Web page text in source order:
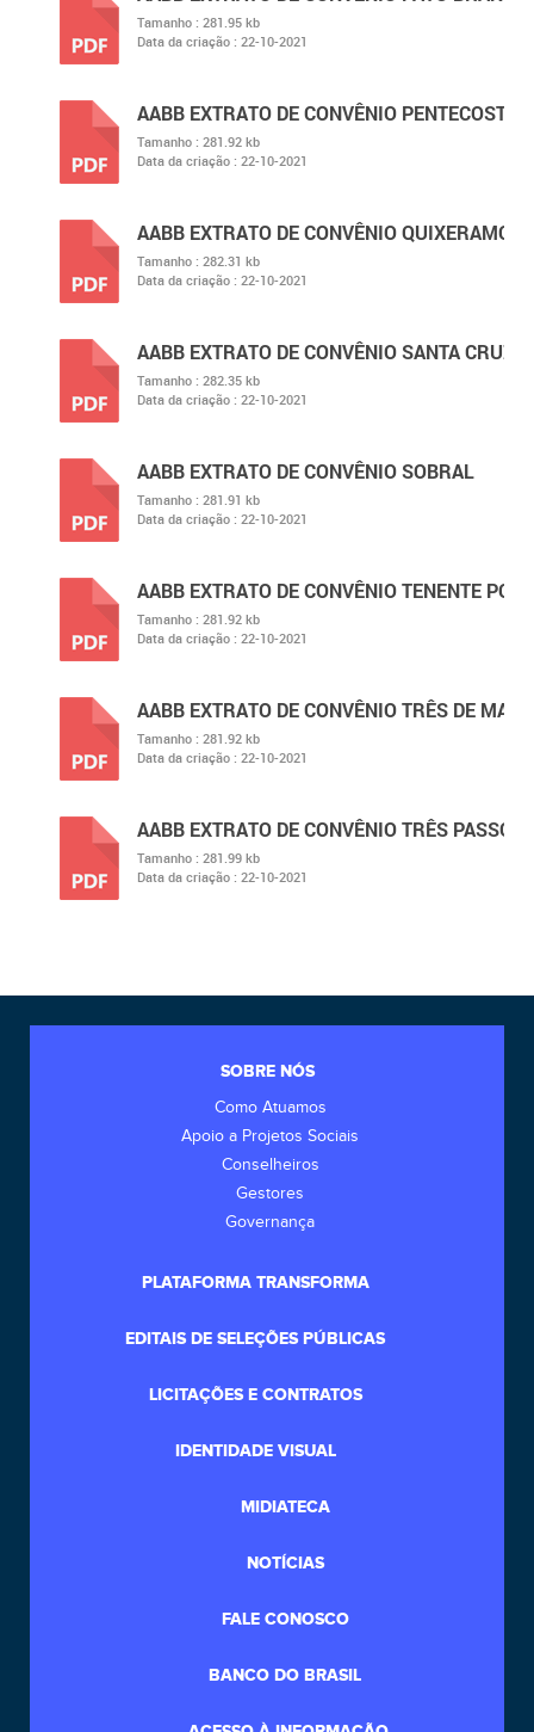
PDF
Tamanho : 281.95 kb
Data da criação : 22-10-2021
PDF
AABB EXTRATO DE CONVÊNIO PENTECOSTE
Tamanho : 281.92 kb
Data da criação : 22-10-2021
PDF
AABB EXTRATO DE CONVÊNIO
Tamanho : 282.31 kb
Data da criação : 22-10-2021
PDF
AABB EXTRATO DE CONVÊNIO SANTA CRUZ
Tamanho : 282.35 kb
Data da criação : 22-10-2021
PDF
AABB EXTRATO DE CONVÊNIO SOBRAL
Tamanho : 281.91 kb
Data da criação : 22-10-2021
PDF
AABB EXTRATO DE CONVÊNIO TENENTE
Tamanho : 281.92 kb
Data da criação : 22-10-2021
PDF
AABB EXTRATO DE CONVÊNIO TRÊS DE MAIO
Tamanho : 281.92 kb
Data da criação : 22-10-2021
PDF
AABB EXTRATO DE CONVÊNIO TRÊS PASSOS
Tamanho : 281.99 kb
Data da criação : 22-10-2021
SOBRE NÓS
Como Atuamos
Apoio a Projetos Sociais
Conselheiros
Gestores
Governança
PLATAFORMA TRANSFORMA
EDITAIS DE SELEÇÕES PÚBLICAS
LICITAÇÕES E CONTRATOS
IDENTIDADE VISUAL
MIDIATECA
NOTÍCIAS
FALE CONOSCO
BANCO DO BRASIL